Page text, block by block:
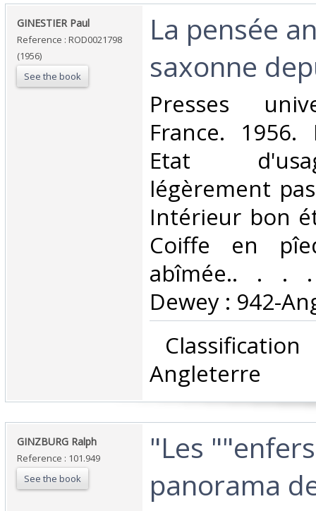
‎GINESTIER Paul‎
Reference : ROD0021798
(1956)
See the book
‎La pensée
saxonne
‎Presses
France. 1956.
Etat
légèrement
Intérieur bon
Coiffe en
abîmée.. . . .
Dewey : 942-
Angleterre‎
‎GINZBURG Ralph‎
Reference : 101.949
See the book
‎"Les
panorama